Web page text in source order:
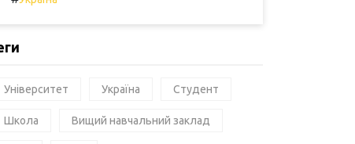
Університет Україна Студент
Школа Вищий навчальний заклад